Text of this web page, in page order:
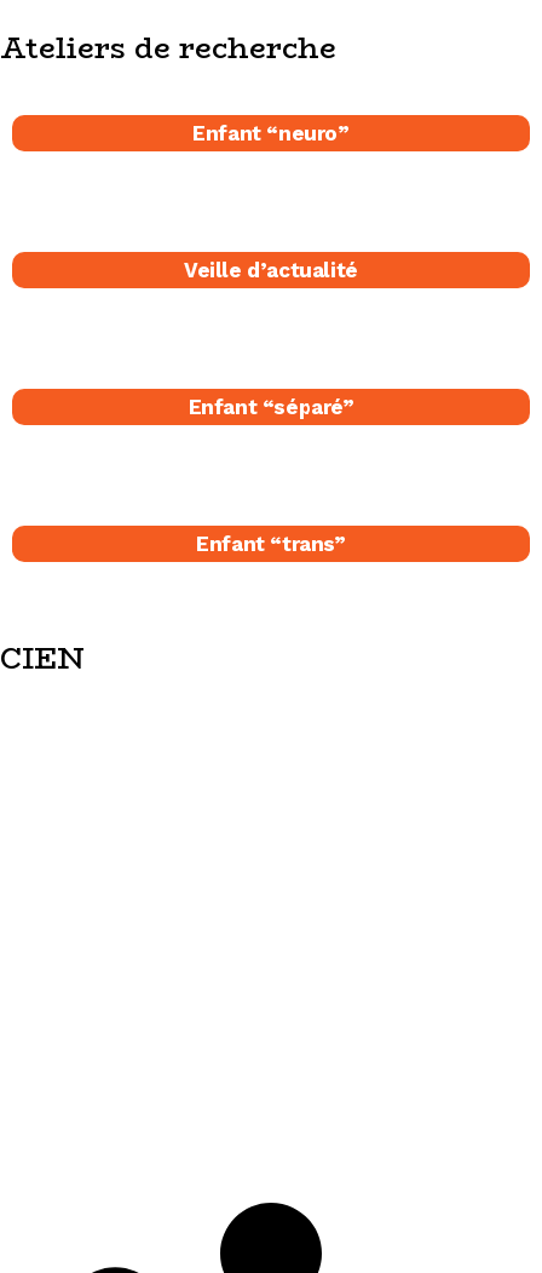
Ateliers de recherche
Enfant “neuro”
Veille d’actualité
Enfant “séparé​”
Enfant “trans”
CIEN